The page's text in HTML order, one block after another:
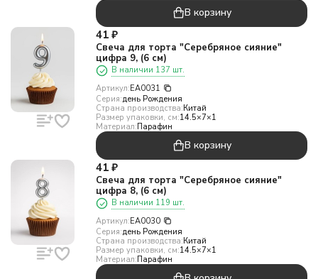
В корзину
41 ₽
Свеча для торта "Серебряное сияние"
цифра 9, (6 см)
В наличии 137 шт.
Артикул:EA0031
Серия:день Рождения
Страна производства:Китай
Размер упаковки, см:14.5×7×1
Материал:Парафин
В корзину
41 ₽
Свеча для торта "Серебряное сияние"
цифра 8, (6 см)
В наличии 119 шт.
Артикул:EA0030
Серия:день Рождения
Страна производства:Китай
Размер упаковки, см:14.5×7×1
Материал:Парафин